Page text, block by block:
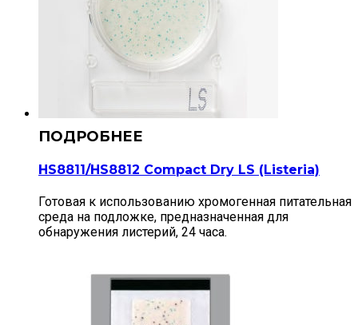
HS8811/HS8812 Compact Dry LS (Listeria)
Готовая к использованию хромогенная питательная
среда на подложке, предназначенная для
обнаружения листерий, 24 часа.